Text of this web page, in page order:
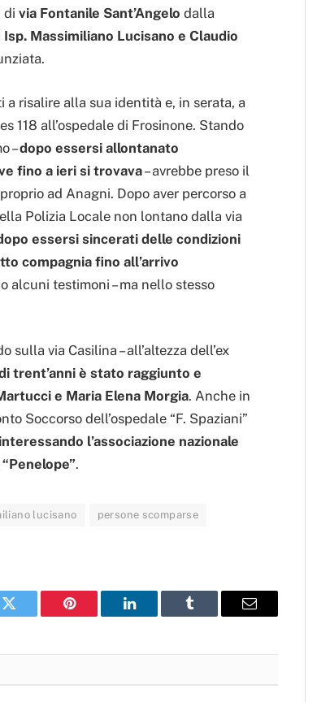
di via Fontanile Sant’Angelo dalla
Isp. Massimiliano Lucisano e Claudio
risalire alla sua identità e, in serata, a
118 all’ospedale di Frosinone. Stando
–dopo essersi allontanato
fino a ieri si trovava– avrebbe preso il
ad Anagni. Dopo aver percorso a
Polizia Locale non lontano dalla via
essersi sincerati delle condizioni
compagnia fino all’arrivo
alcuni testimoni – ma nello stesso
via Casilina – all’altezza dell’ex
trent’anni è stato raggiunto e
e Maria Elena Morgia. Anche in
Soccorso dell’ospedale “F. Spaziani”
l’associazione nazionale
.
lucisano persone scomparse
Twitter Pinterest LinkedIn Tumblr Email